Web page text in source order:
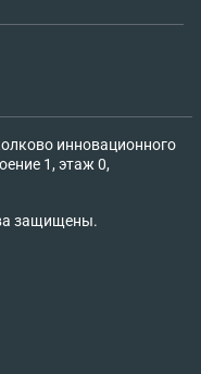
инновационного
1, этаж 0,
защищены.